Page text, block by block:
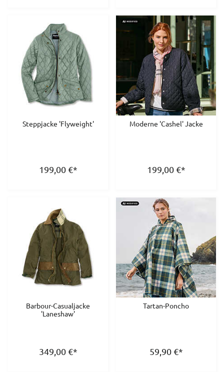
Steppjacke 'Flyweight'
199,00€*
Moderne 'Cashel' Jacke
199,00€*
Barbour-Casualjacke
'Laneshaw'
349,00€*
Tartan-Poncho
59,90€*